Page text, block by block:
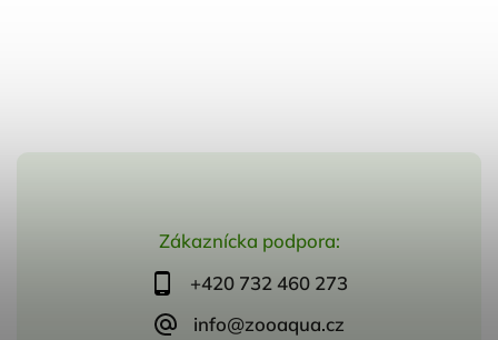
Zákaznícka podpora:
+420 732 460 273
info@zooaqua.cz